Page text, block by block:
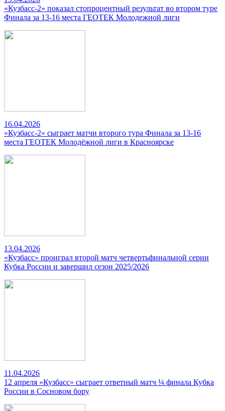
«Кузбасс-2» показал стопроцентный результат во втором туре
Финала за 13-16 места ГЕОТЕК Молодежной лиги
16.04.2026
«Кузбасс-2» сыграет матчи второго тура Финала за 13-16
места ГЕОТЕК Молодёжной лиги в Красноярске
13.04.2026
«Кузбасс» проиграл второй матч четвертьфинальной серии
Кубка России и завершил сезон 2025/2026
11.04.2026
12 апреля «Кузбасс» сыграет ответный матч ¼ финала Кубка
России в Сосновом бору